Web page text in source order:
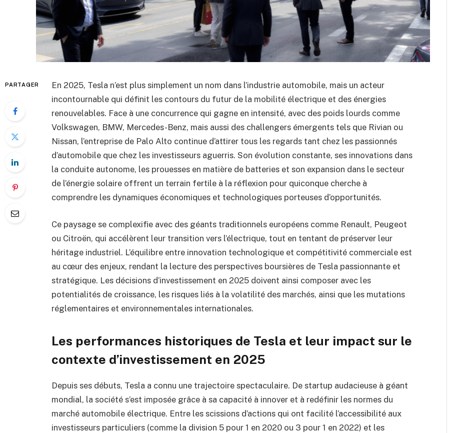
PARTAGER
En 2025, Tesla n’est plus simplement un nom dans l’industrie automobile, mais un acteur
incontournable qui définit les contours du futur de la mobilité électrique et des énergies
renouvelables. Face à une concurrence qui gagne en intensité, avec des poids lourds comme
Volkswagen, BMW, Mercedes-Benz, mais aussi des challengers émergents tels que Rivian ou
Nissan, l’entreprise de Palo Alto continue d’attirer tous les regards tant chez les passionnés
d’automobile que chez les investisseurs aguerris. Son évolution constante, ses innovations dans
la conduite autonome, les prouesses en matière de batteries et son expansion dans le secteur
de l’énergie solaire offrent un terrain fertile à la réflexion pour quiconque cherche à
comprendre les dynamiques économiques et technologiques porteuses d’opportunités.
Ce paysage se complexifie avec des géants traditionnels européens comme Renault, Peugeot
ou Citroën, qui accélèrent leur transition vers l’électrique, tout en tentant de préserver leur
héritage industriel. L’équilibre entre innovation technologique et compétitivité commerciale est
au cœur des enjeux, rendant la lecture des perspectives boursières de Tesla passionnante et
stratégique. Les décisions d’investissement en 2025 doivent ainsi composer avec les
potentialités de croissance, les risques liés à la volatilité des marchés, ainsi que les mutations
réglementaires et environnementales internationales.
Les performances historiques de Tesla et leur impact sur le
contexte d’investissement en 2025
Depuis ses débuts, Tesla a connu une trajectoire spectaculaire. De startup audacieuse à géant
mondial, la société s’est imposée grâce à sa capacité à innover et à redéfinir les normes du
marché automobile électrique. Entre les scissions d’actions qui ont facilité l’accessibilité aux
investisseurs particuliers (comme la division 5 pour 1 en 2020 ou 3 pour 1 en 2022) et les